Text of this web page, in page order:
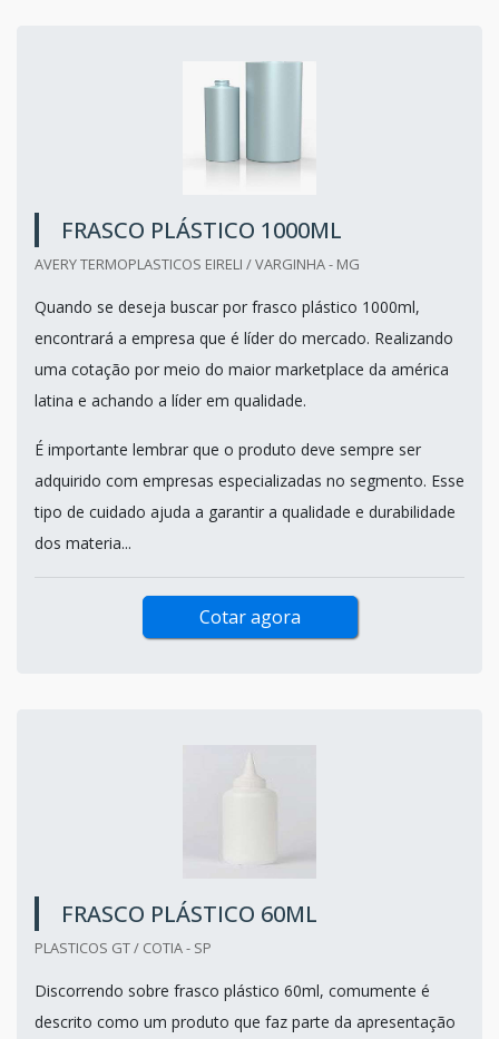
FRASCO PLÁSTICO 1000ML
AVERY TERMOPLASTICOS EIRELI / VARGINHA - MG
Quando se deseja buscar por frasco plástico 1000ml,
encontrará a empresa que é líder do mercado. Realizando
uma cotação por meio do maior marketplace da américa
latina e achando a líder em qualidade.
É importante lembrar que o produto deve sempre ser
adquirido com empresas especializadas no segmento. Esse
tipo de cuidado ajuda a garantir a qualidade e durabilidade
dos materia...
Cotar agora
FRASCO PLÁSTICO 60ML
PLASTICOS GT / COTIA - SP
Discorrendo sobre frasco plástico 60ml, comumente é
descrito como um produto que faz parte da apresentação